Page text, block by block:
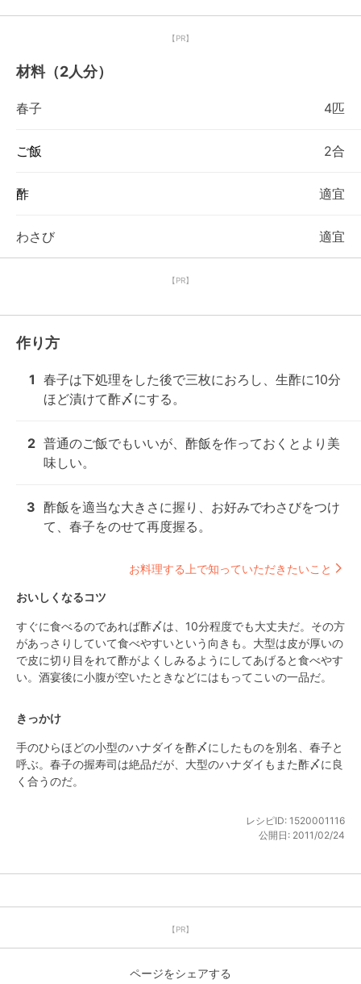
【PR】
材料（2人分）
春子 4匹
ご飯 2合
酢 適宜
わさび 適宜
【PR】
作り方
1 春子は下処理をした後で三枚におろし、生酢に10分
ほど漬けて酢〆にする。
2 普通のご飯でもいいが、酢飯を作っておくとより美
味しい。
3 酢飯を適当な大きさに握り、お好みでわさびをつけ
て、春子をのせて再度握る。
お料理する上で知っていただきたいこと
おいしくなるコツ
すぐに食べるのであれば酢〆は、10分程度でも大丈夫だ。その方
があっさりしていて食べやすいという向きも。大型は皮が厚いの
で皮に切り目をれて酢がよくしみるようにしてあげると食べやす
い。酒宴後に小腹が空いたときなどにはもってこいの一品だ。
きっかけ
手のひらほどの小型のハナダイを酢〆にしたものを別名、春子と
呼ぶ。春子の握寿司は絶品だが、大型のハナダイもまた酢〆に良
く合うのだ。
レシピID: 1520001116
公開日: 2011/02/24
【PR】
ページをシェアする